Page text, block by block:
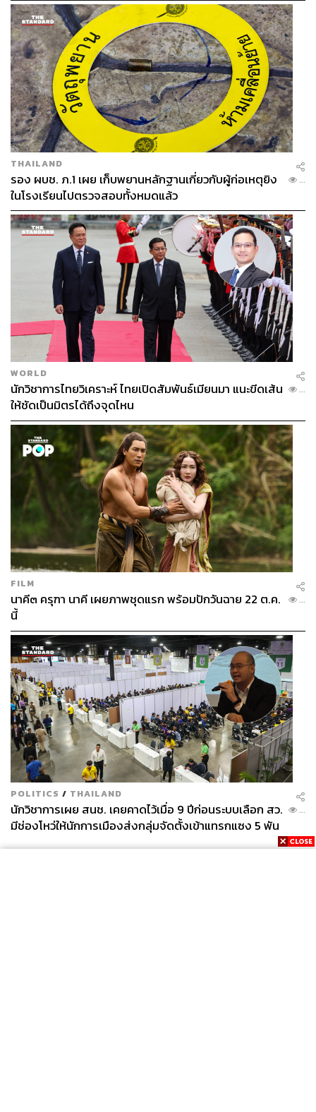
THAILAND
รอง ผบช. ภ.1 เผย เก็บพยานหลักฐานเกี่ยวกับผู้ก่อเหตุยิง
ในโรงเรียนไปตรวจสอบทั้งหมดแล้ว
...
WORLD
นักวิชาการไทยวิเคราะห์ ไทยเปิดสัมพันธ์เมียนมา แนะขีดเส้น
ให้ชัดเป็นมิตรได้ถึงจุดไหน
...
FILM
นาคี๓ ครุฑา นาคี เผยภาพชุดแรก พร้อมปักวันฉาย 22 ต.ค.
นี้
...
POLITICS / THAILAND
นักวิชาการเผย สนช. เคยคาดไว้เมื่อ 9 ปีก่อนระบบเลือก สว.
มีช่องโหว่ให้นักการเมืองส่งกลุ่มจัดตั้งเข้าแทรกแซง 5 พัน
ล้านยึดประเทศได้
...